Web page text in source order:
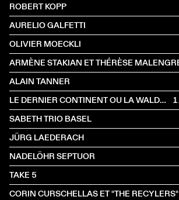
ROBERT KOPP
AURELIO GALFETTI
OLIVIER MOECKLI
ARMÈNE STAKIAN ET THÉRÈSE
ALAIN TANNER
LE DERNIER CONTINENT OU LA WALDAU, ASILE DE L'ART
SABETH TRIO BASEL
JÜRG LAEDERACH
NADELÖHR SEPTUOR
TAKE 5
CORIN CURSCHELLAS ET "THE RECYLERS"